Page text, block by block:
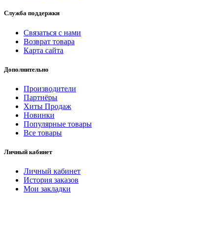
Служба поддержки
Связаться с нами
Возврат товара
Карта сайта
Дополнительно
Производители
Партнёры
Хиты Продаж
Новинки
Популярные товары
Все товары
Личный кабинет
Личный кабинет
История заказов
Мои закладки